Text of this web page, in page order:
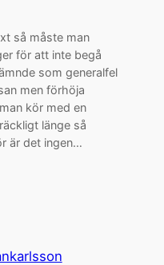
så måste man
för att inte begå
som generalfel
men förhöja
kör med en
länge så
är det ingen…